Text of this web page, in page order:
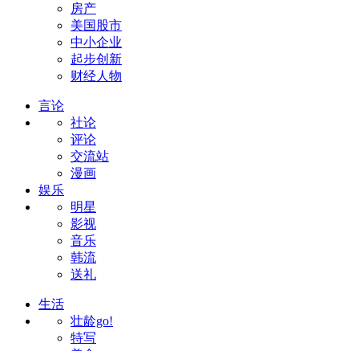
房产
美国股市
中小企业
起步创新
财经人物
言论
社论
评论
交流站
漫画
娱乐
明星
影视
音乐
韩流
送礼
生活
壮龄go!
特写